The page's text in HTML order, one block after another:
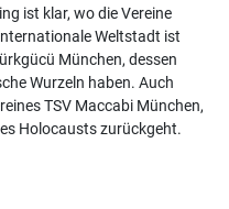
ist klar, wo die Vereine
Weltstadt ist
München, dessen
Wurzeln haben. Auch
TSV Maccabi München,
Holocausts zurückgeht.